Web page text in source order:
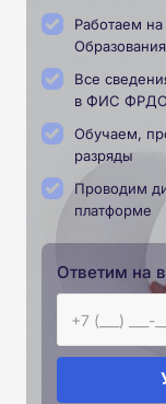
Работаем
Образования
Все
в ФИС
Обучаем,
разряды
Проводим
платформе
Ответим на